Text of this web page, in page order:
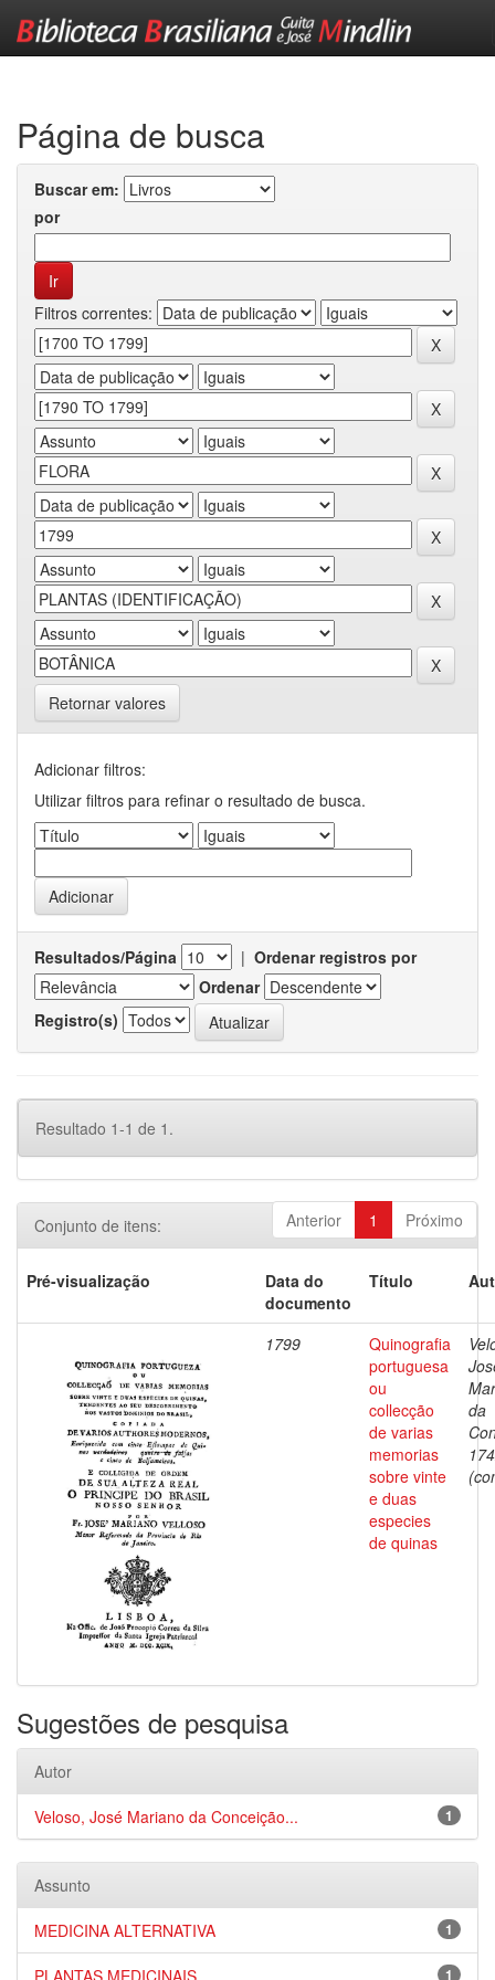
Página de busca
Buscar em:
por
Filtros correntes:
Retornar valores
Adicionar filtros:
Utilizar filtros para refinar o resultado de busca.
Resultados/Página | Ordenar registros por
Ordenar
Registro(s)
Resultado 1-1 de 1.
Anterior 1 Próximo
Conjunto de itens:
Pré-visualização
Data do
documento
Título
1799
Quinografia
portuguesa
ou
collecção
de varias
memorias
sobre vinte
e duas
especies
de quinas
da
Sugestões de pesquisa
Autor
1
Veloso, José Mariano da Conceição...
Assunto
1
MEDICINA ALTERNATIVA
1
PLANTAS MEDICINAIS